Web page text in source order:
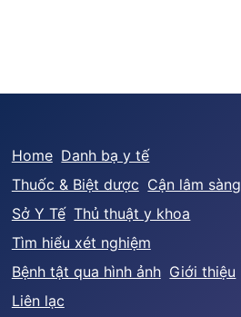
Home Danh bạ y tế
Thuốc & Biệt dược Cận lâm sàng
Sở Y Tế Thủ thuật y khoa
Tìm hiểu xét nghiệm
Bệnh tật qua hình ảnh Giới thiệu
Liên lạc